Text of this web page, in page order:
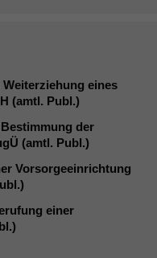
eines
(amtl. Publ.)
der
(amtl. Publ.)
Vorsorgeeinrichtung
einer
Statistiken
Um unsere
verbessern,
zeichnen
wir
anonyme